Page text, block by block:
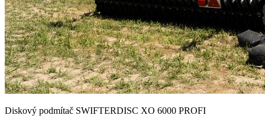
Diskový podmítač SWIFTERDISC XO 6000 PROFI